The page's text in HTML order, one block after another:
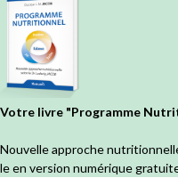
Votre livre "Programme
Nouvelle approche
le en version numérique